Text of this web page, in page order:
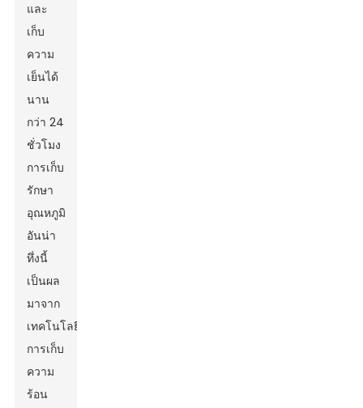
และ
เก็บ
ความ
เย็นได้
นาน
กว่า 24
ชั่วโมง
การเก็บ
รักษา
อุณหภูมิ
อันน่า
ทึ่งนี้
เป็นผล
มาจาก
เทคโนโลยี
การเก็บ
ความ
ร้อน